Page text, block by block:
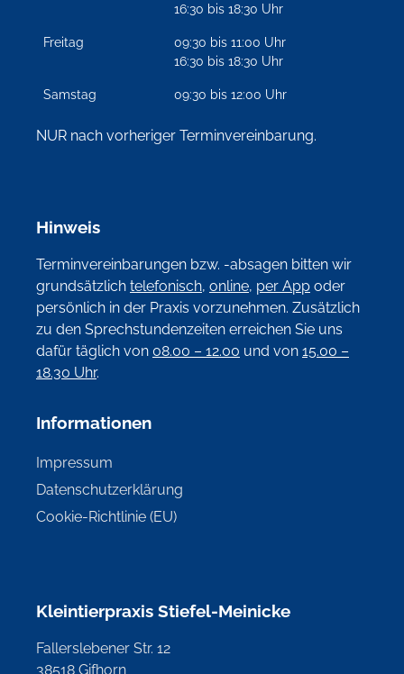
16:30 bis 18:30 Uhr
Freitag
09:30 bis 11:00 Uhr
16:30 bis 18:30 Uhr
Samstag 09:30 bis 12:00 Uhr
NUR nach vorheriger Terminvereinbarung.
Hinweis
Terminvereinbarungen bzw. -absagen bitten wir
grundsätzlich telefonisch, online, per App oder
persönlich in der Praxis vorzunehmen. Zusätzlich
zu den Sprechstundenzeiten erreichen Sie uns
dafür täglich von 08.00 – 12.00 und von 15.00 –
18.30 Uhr.
Informationen
Impressum
Datenschutzerklärung
Cookie-Richtlinie (EU)
Kleintierpraxis Stiefel-Meinicke
Fallerslebener Str. 12
38518 Gifhorn